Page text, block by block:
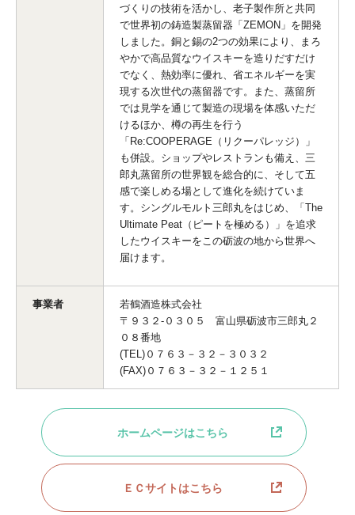
づくりの技術を活かし、老子製作所と共同
で世界初の鋳造製蒸留器「ZEMON」を開発
しました。銅と錫の2つの効果により、まろ
やかで高品質なウイスキーを造りだすだけ
でなく、熱効率に優れ、省エネルギーを実
現する次世代の蒸留器です。また、蒸留所
では見学を通じて製造の現場を体感いただ
けるほか、樽の再生を行う
「Re:COOPERAGE（リクーパレッジ）」
も併設。ショップやレストランも備え、三
郎丸蒸留所の世界観を総合的に、そして五
感で楽しめる場として進化を続けていま
す。シングルモルト三郎丸をはじめ、「The
Ultimate Peat（ピートを極める）」を追求
したウイスキーをこの砺波の地から世界へ
届けます。
事業者
若鶴酒造株式会社
〒９３２-０３０５ 富山県砺波市三郎丸２
０８番地
(TEL)０７６３－３２－３０３２
(FAX)０７６３－３２－１２５１
ホームページはこちら
ＥＣサイトはこちら